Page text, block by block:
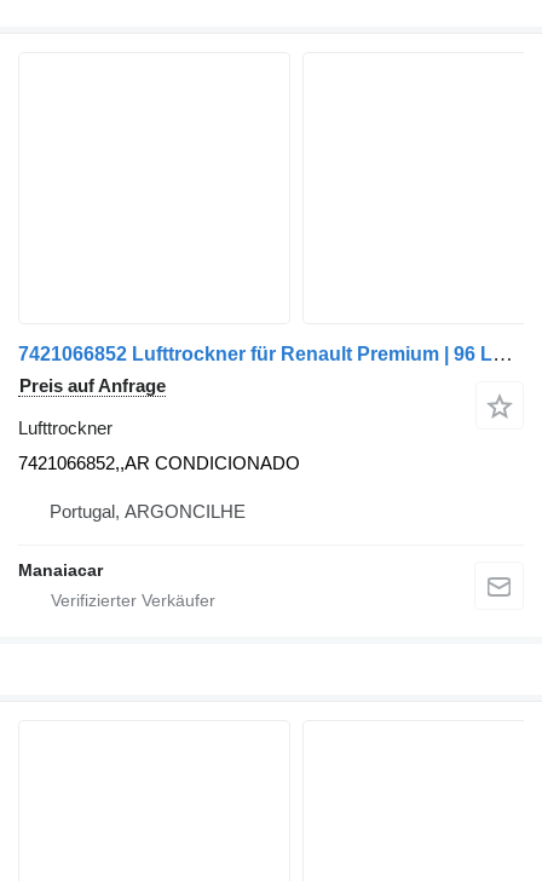
7421066852 Lufttrockner für Renault Premium | 96 LKW
Preis auf Anfrage
Lufttrockner
7421066852,,AR CONDICIONADO
Portugal, ARGONCILHE
Manaiacar